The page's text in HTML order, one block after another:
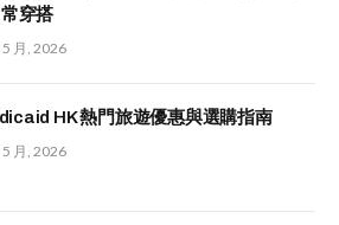
常穿搭
5 月, 2026
HK 熱門旅遊優惠與選購指南
5 月, 2026